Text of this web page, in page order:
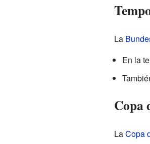
La
En la
Copa
LaCopa